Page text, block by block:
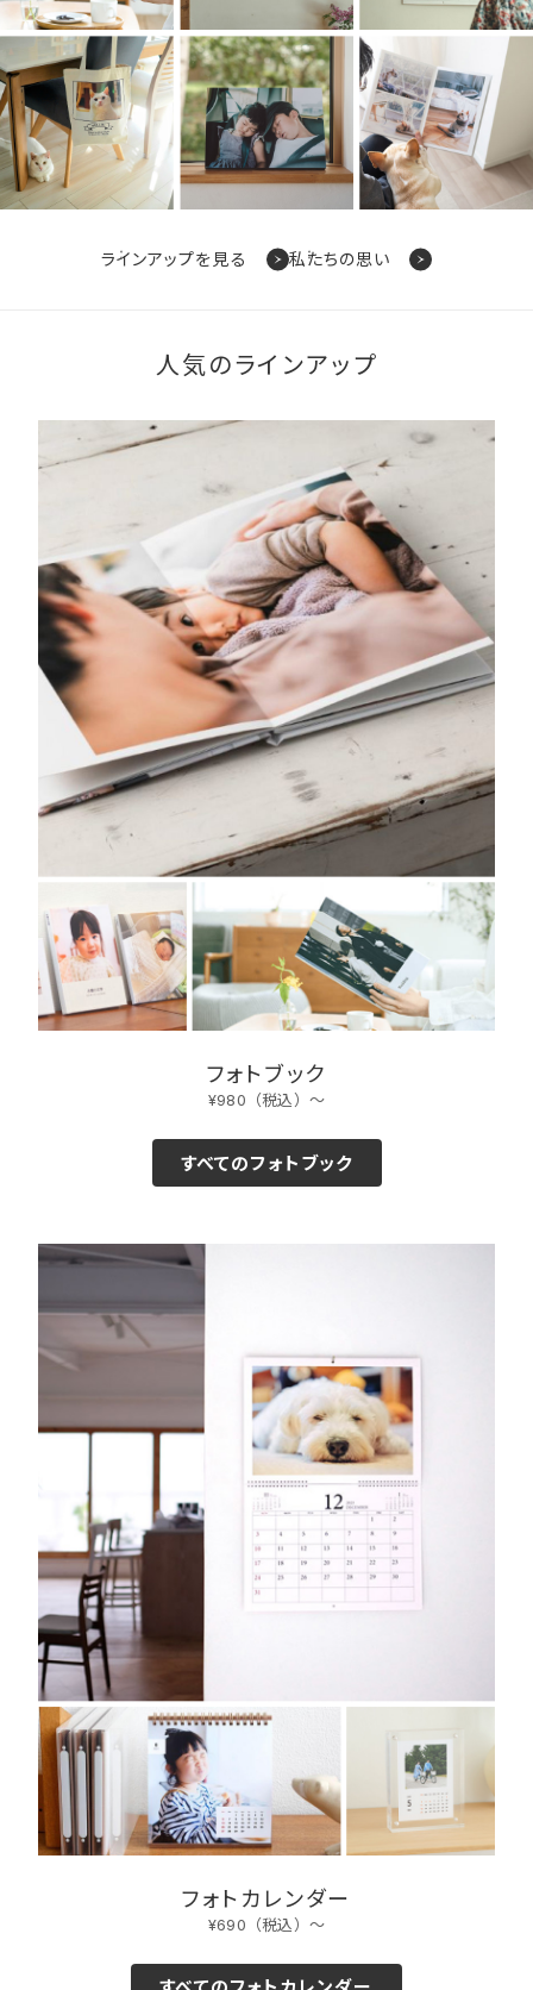
ラインアップを見る 私たちの思い
人気のラインアップ
フォトブック
¥980（税込）〜
すべてのフォトブック
フォトカレンダー
¥690（税込）〜